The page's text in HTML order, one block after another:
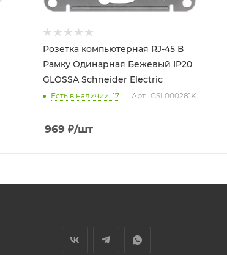
Розетка компьютерная RJ-45 В
Рамку Одинарная Бежевый IP20
GLOSSA Schneider Electric
Есть в наличии: 17 Арт.: GSL000281K
969 ₽/шт